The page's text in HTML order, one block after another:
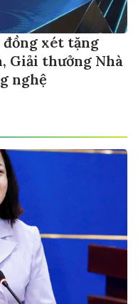
xét tặng
Giải thưởng Nhà
nghệ